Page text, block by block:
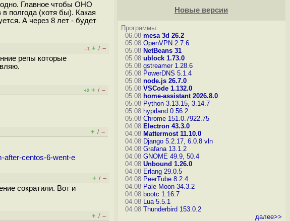
Главное чтобы ОНО
полгода (хотя бы). Какая
А через 8 лет - будет
–1 + / –
репы которые
+2 + / –
+ / –
after-centos-6-went-e
+ / –
сократили. Вот и
+ / –
Новые версии
Программы:
06.08 mesa 3d 26.2
05.08 OpenVPN 2.7.6
05.08 NetBeans 31
05.08 ublock 1.73.0
05.08 gstreamer 1.28.6
05.08 PowerDNS 5.1.4
05.08 node.js 26.7.0
05.08 VSCode 1.132.0
05.08 home-assistant 2026.8.0
05.08 Python 3.13.15, 3.14.7
05.08 hyprland 0.56.2
05.08 Chrome 151.0.7922.75
04.08 Electron 43.3.0
04.08 Mattermost 11.10.0
04.08 Django 5.2.17, 6.0.8 vln
04.08 Grafana 13.1.2
04.08 GNOME 49.9, 50.4
04.08 Unbound 1.26.0
04.08 Erlang 29.0.5
04.08 PeerTube 8.2.4
04.08 Pale Moon 34.3.2
04.08 bootc 1.16.7
04.08 Lua 5.5.1
04.08 Thunderbird 153.0.2
далее>>